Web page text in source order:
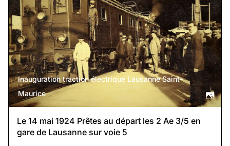
Inauguration traction électrique Lausanne Saint-
Maurice
Le 14 mai 1924 Prêtes au départ les 2 Ae 3/5 en
gare de Lausanne sur voie 5